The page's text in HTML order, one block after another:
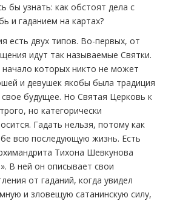
бы узнать: как обстоят дела с
и гаданием на картах?
есть двух типов. Во-первых, от
идут так называемые Святки.
которых никто не может
и девушек якобы была традиция
свое будущее. Но Святая Церковь к
но категорически
Гадать нельзя, потому как
всю последующую жизнь. Есть
Тихона Шевкунова
В ней он описывает свои
от гаданий, когда увидел
и зловещую сатанинскую силу,